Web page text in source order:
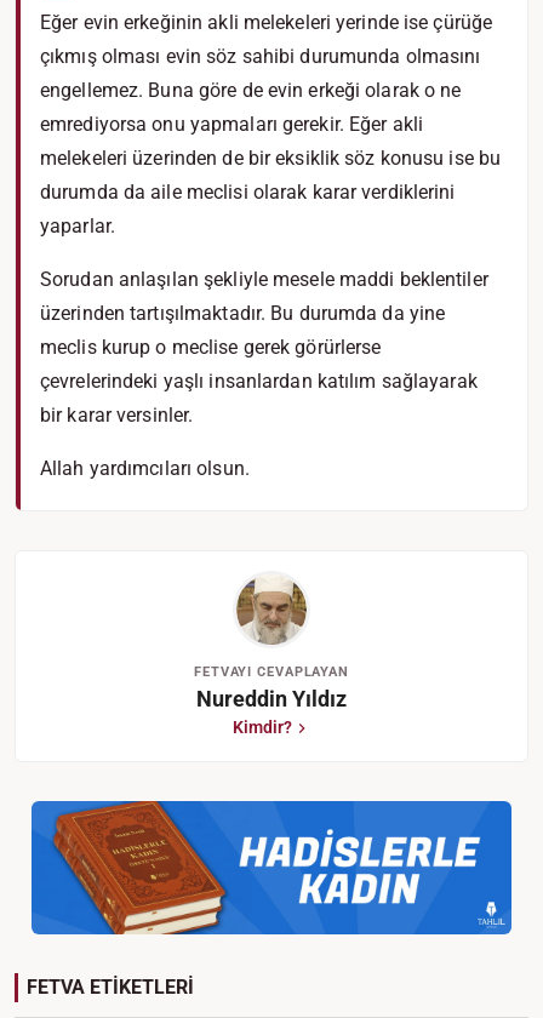
Eğer evin erkeğinin akli melekeleri yerinde ise çürüğe
çıkmış olması evin söz sahibi durumunda olmasını
engellemez. Buna göre de evin erkeği olarak o ne
emrediyorsa onu yapmaları gerekir. Eğer akli
melekeleri üzerinden de bir eksiklik söz konusu ise bu
durumda da aile meclisi olarak karar verdiklerini
yaparlar.
Sorudan anlaşılan şekliyle mesele maddi beklentiler
üzerinden tartışılmaktadır. Bu durumda da yine
meclis kurup o meclise gerek görürlerse
çevrelerindeki yaşlı insanlardan katılım sağlayarak
bir karar versinler.
Allah yardımcıları olsun.
FETVAYI CEVAPLAYAN
Nureddin Yıldız
Kimdir?
FETVA ETİKETLERİ